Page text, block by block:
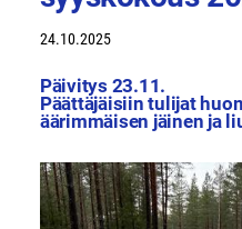
24.10.2025
Päivitys 23.11.
Päättäjäisiin tulijat
äärimmäisen jäinen ja